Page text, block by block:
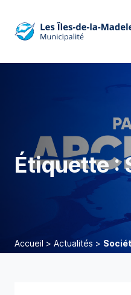
Étiquette :
Accueil > Actualités >